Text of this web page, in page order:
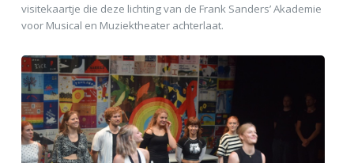
visitekaartje die deze lichting van de Frank Sanders’ Akademie
voor Musical en Muziektheater achterlaat.